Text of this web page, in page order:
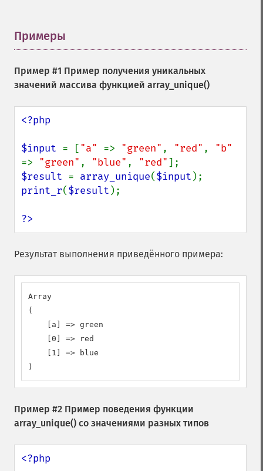
Примеры
Пример #1 Пример получения уникальных
значений массива функцией array_unique()
<?php
$input = ["a" => "green" , "red" ,
=> "green" , "blue" , "red"
$result = array_unique($input
print_r($result );
?>
Результат выполнения приведённого примера:
Array
(
    [a] => green
    [0] => red
    [1] => blue
)
Пример #2 Пример поведения функции
array_unique() со значениями разных типов
<?php